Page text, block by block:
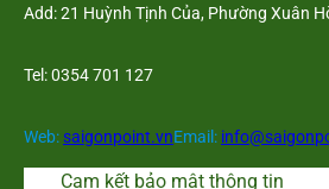
Add: 21 Huỳnh Tịnh Của, Phường Xuân
Tel: 0354 701 127
Web:saigonpoint.vnEmail:
Cam kết bảo mật thông tin